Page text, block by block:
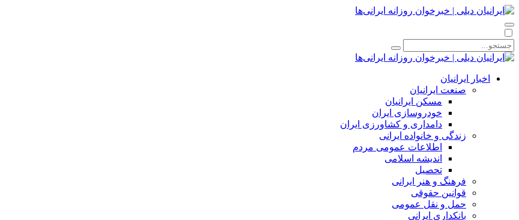
اخبار ایرانیان
صنعت ایرانیان
مسکن ایرانیان
خودروسازی ایران
دامداری و کشاورزی ایران
زندگی و خانواده ایرانی
اطلاعات عمومی مردم
اندیشه اسلامی
تحصیل
فرهنگ و هنر ایرانی
قوانین حقوقی
حمل و نقل عمومی
بانکداری ایرانی